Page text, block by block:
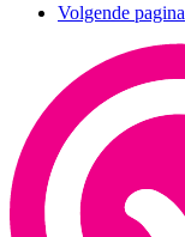
Volgende pagina